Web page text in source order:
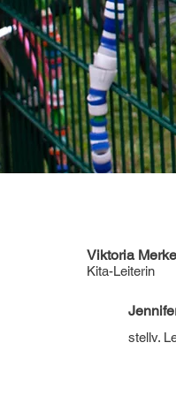
Viktoria
Kita-Leiterin
stellv.